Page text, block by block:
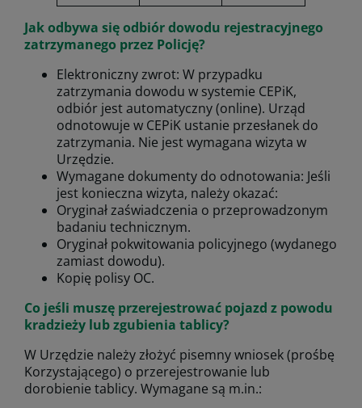
Jak odbywa się odbiór dowodu rejestracyjnego
zatrzymanego przez Policję?
Elektroniczny zwrot: W przypadku
zatrzymania dowodu w systemie CEPiK,
odbiór jest automatyczny (online). Urząd
odnotowuje w CEPiK ustanie przesłanek do
zatrzymania. Nie jest wymagana wizyta w
Urzędzie.
Wymagane dokumenty do odnotowania: Jeśli
jest konieczna wizyta, należy okazać:
Oryginał zaświadczenia o przeprowadzonym
badaniu technicznym.
Oryginał pokwitowania policyjnego (wydanego
zamiast dowodu).
Kopię polisy OC.
Co jeśli muszę przerejestrować pojazd z powodu
kradzieży lub zgubienia tablicy?
W Urzędzie należy złożyć pisemny wniosek (prośbę
Korzystającego) o przerejestrowanie lub
dorobienie tablicy. Wymagane są m.in.: